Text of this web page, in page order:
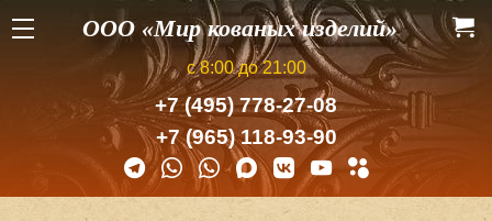
ООО «Мир кованых изделий»
с 8:00 до 21:00
+7 (495) 778-27-08
+7 (965) 118-93-90